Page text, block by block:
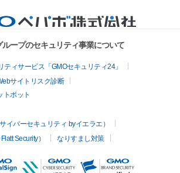
ープのセキュリティ事業について
ィサービス「GMOセキュリティ24」
サイトリスク診断
トボット
イバーセキュリティ byイエラエ）
Security）
なりすまし対策